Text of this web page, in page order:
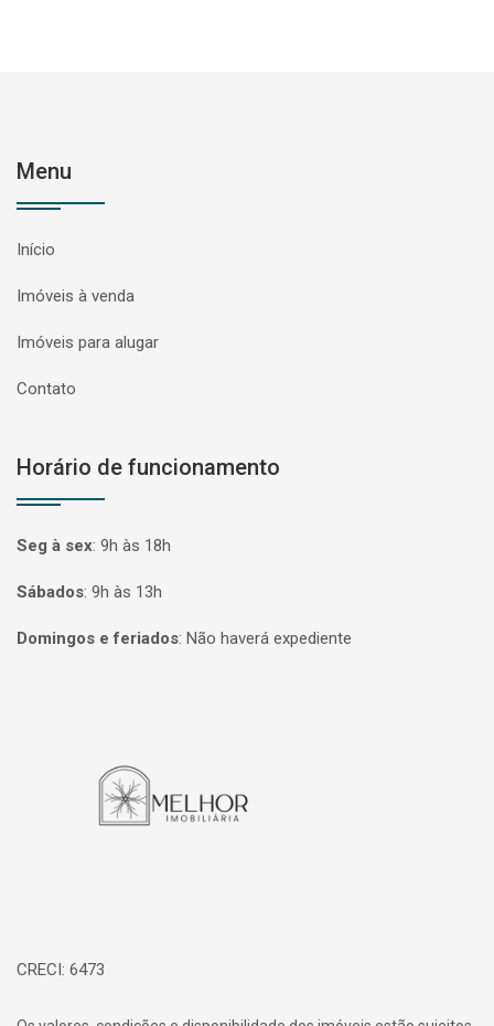
Menu
Início
Imóveis à venda
Imóveis para alugar
Contato
Horário de funcionamento
Seg à sex: 9h às 18h
Sábados: 9h às 13h
Domingos e feriados: Não haverá expediente
CRECI: 6473